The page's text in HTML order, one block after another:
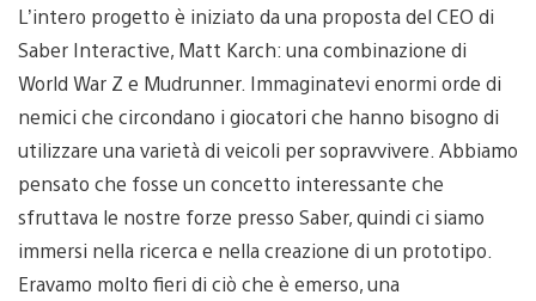
L’intero progetto è iniziato da una proposta del CEO di
Saber Interactive, Matt Karch: una combinazione di
World War Z e Mudrunner. Immaginatevi enormi orde di
nemici che circondano i giocatori che hanno bisogno di
utilizzare una varietà di veicoli per sopravvivere. Abbiamo
pensato che fosse un concetto interessante che
sfruttava le nostre forze presso Saber, quindi ci siamo
immersi nella ricerca e nella creazione di un prototipo.
Eravamo molto fieri di ciò che è emerso, una